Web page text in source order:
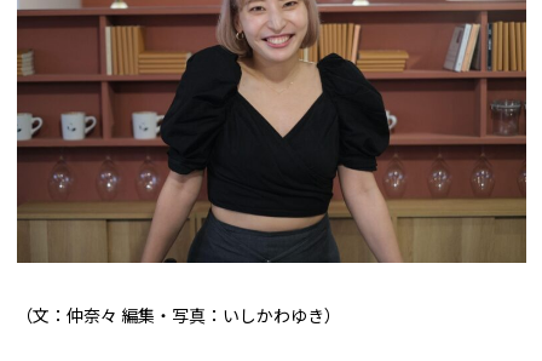
（文：仲奈々 編集・写真：いしかわゆき）